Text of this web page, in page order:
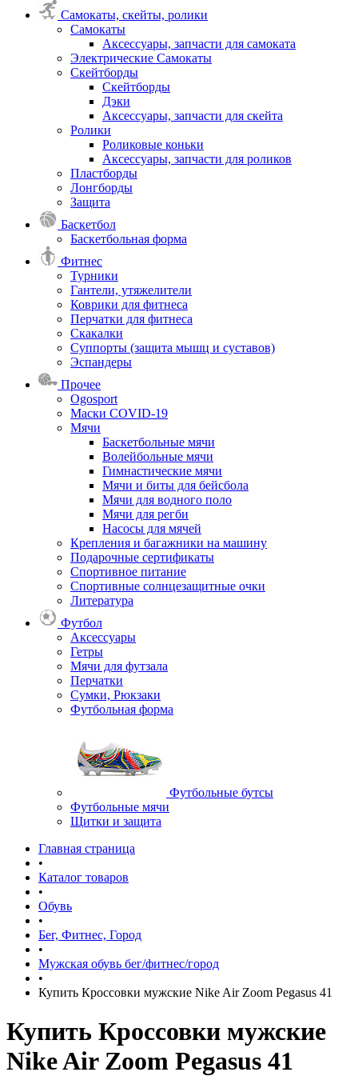
Самокаты, скейты, ролики
Самокаты
Аксессуары, запчасти для самоката
Электрические Самокаты
Скейтборды
Скейтборды
Дэки
Аксессуары, запчасти для скейта
Ролики
Роликовые коньки
Аксессуары, запчасти для роликов
Пластборды
Лонгборды
Защита
Баскетбол
Баскетбольная форма
Фитнес
Турники
Гантели, утяжелители
Коврики для фитнеса
Перчатки для фитнеса
Скакалки
Суппорты (защита мышц и суставов)
Эспандеры
Прочее
Ogosport
Маски COVID-19
Мячи
Баскетбольные мячи
Волейбольные мячи
Гимнастические мячи
Мячи и биты для бейсбола
Мячи для водного поло
Мячи для регби
Насосы для мячей
Крепления и багажники на машину
Подарочные сертификаты
Спортивное питание
Спортивные солнцезащитные очки
Литература
Футбол
Аксессуары
Гетры
Мячи для футзала
Перчатки
Сумки, Рюкзаки
Футбольная форма
Футбольные бутсы
Футбольные мячи
Щитки и защита
Главная страница
•
Каталог товаров
•
Обувь
•
Бег, Фитнес, Город
•
Мужская обувь бег/фитнес/город
•
Купить Кроссовки мужские Nike Air Zoom Pegasus 41
Купить Кроссовки мужские
Nike Air Zoom Pegasus 41